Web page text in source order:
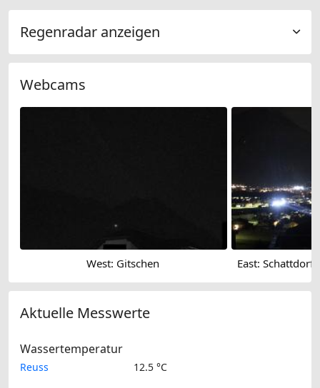
Regenradar anzeigen
Webcams
West: Gitschen
Aktuelle Messwerte
Wassertemperatur
Reuss 12.5 °C